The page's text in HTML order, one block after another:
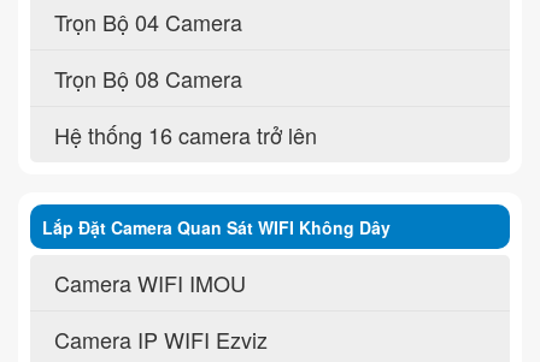
Trọn Bộ 04 Camera
Trọn Bộ 08 Camera
Hệ thống 16 camera trở lên
Lắp Đặt Camera Quan Sát WIFI Không Dây
Camera WIFI IMOU
Camera IP WIFI Ezviz